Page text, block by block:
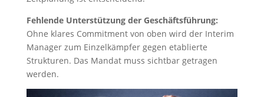
Fehlende Unterstützung der Geschäftsführung:
Ohne klares Commitment von oben wird der Interim
Manager zum Einzelkämpfer gegen etablierte
Strukturen. Das Mandat muss sichtbar getragen
werden.